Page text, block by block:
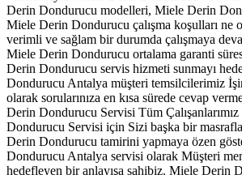
Derin Dondurucu modelleri, Miele Derin
Miele Derin Dondurucu çalışma koşulları ne
verimli ve sağlam bir durumda çalışmaya
Miele Derin Dondurucu ortalama garanti
Derin Dondurucu servis hizmeti sunmayı
Dondurucu Antalya müşteri temsilcilerimiz
olarak sorularınıza en kısa sürede cevap
Derin Dondurucu Servisi Tüm
Dondurucu Servisi için Sizi başka bir
Derin Dondurucu tamirini yapmaya özen
Dondurucu Antalya servisi olarak Müşteri
hedefleyen bir anlayışa sahibiz. Miele Derin